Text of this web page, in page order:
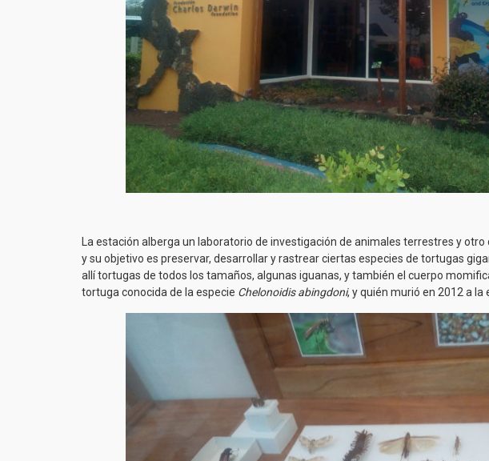
La estación alberga un laboratorio de investigación de animales terrestres y
y su objetivo es preservar, desarrollar y rastrear ciertas especies de tortugas
allí tortugas de todos los tamaños, algunas iguanas, y también el cuerpo
tortuga conocida de la especie Chelonoidis abingdoni, y quién murió en 2012 a la